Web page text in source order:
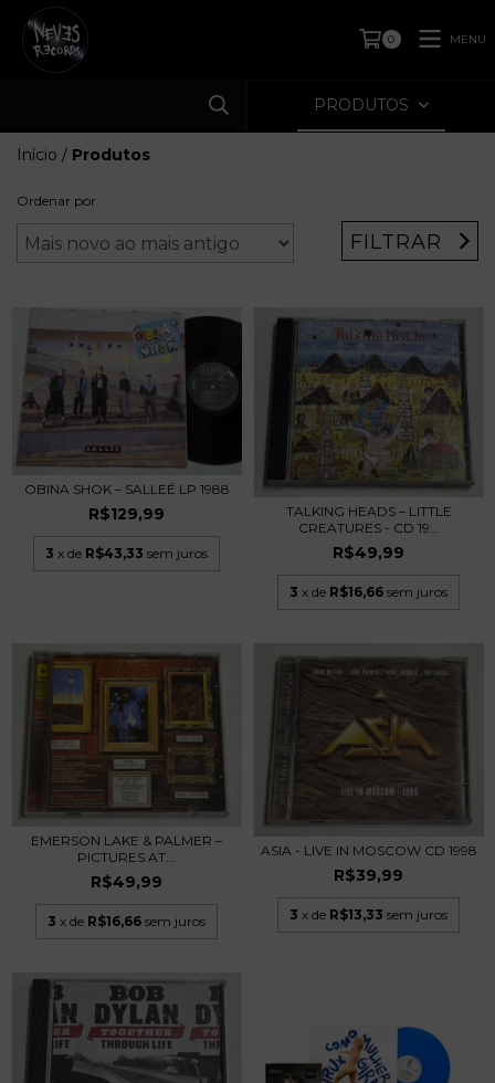
0 MENU
PRODUTOS
Início / Produtos
Ordenar por
FILTRAR
OBINA SHOK – SALLEÉ LP 1988
R$129,99
3 x de R$43,33 sem juros
TALKING HEADS – LITTLE
CREATURES - CD 19...
R$49,99
3 x de R$16,66 sem juros
EMERSON LAKE & PALMER –
PICTURES AT...
R$49,99
3 x de R$16,66 sem juros
ASIA - LIVE IN MOSCOW CD 1998
R$39,99
3 x de R$13,33 sem juros